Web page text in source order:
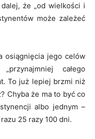
że „od wielkości i
może zależeć
osiągnięcia jego celów
całego
To już lepiej brzmi niż
Chyba że ma to być co
albo jednym –
25 razy 100 dni.